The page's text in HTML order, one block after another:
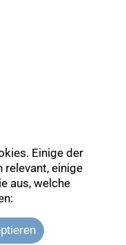
Einige der
relevant, einige
aus, welche